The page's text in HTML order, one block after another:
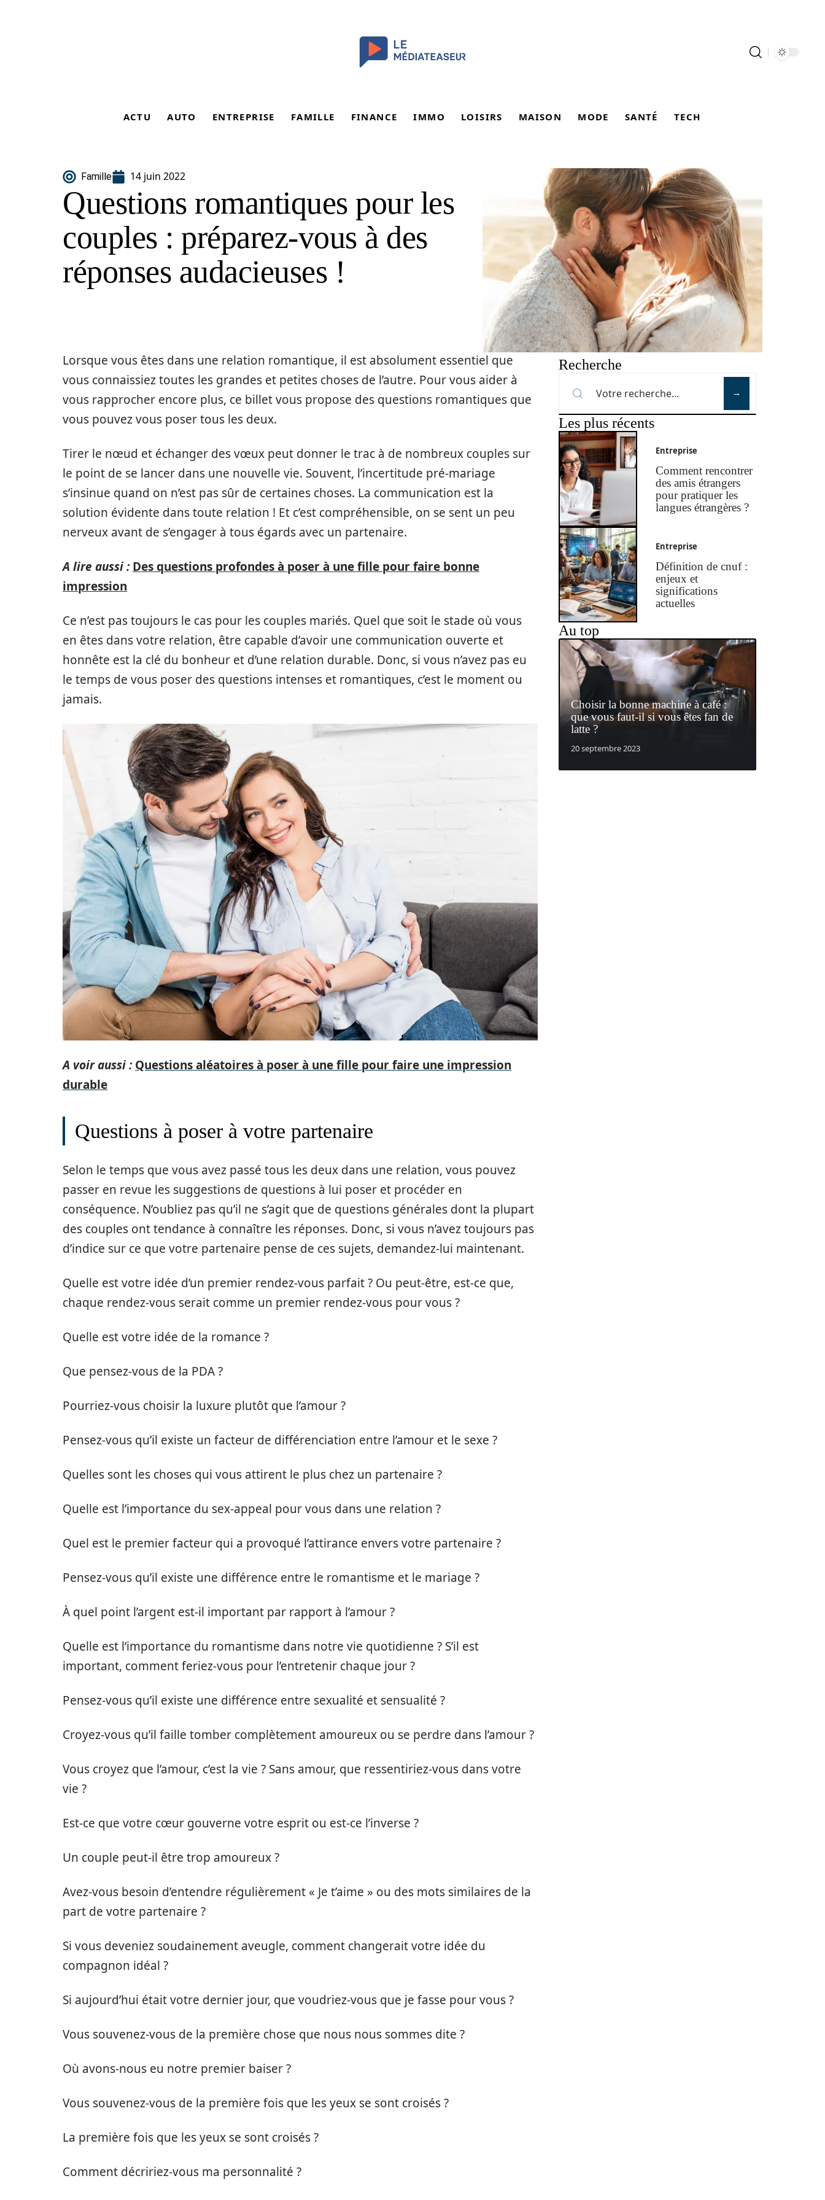
ACTU AUTO ENTREPRISE FAMILLE FINANCE IMMO LOISIRS MAISON MODE SANTÉ TECH
Famille 14 juin 2022
Questions romantiques pour les
couples : préparez-vous à des
réponses audacieuses !
Lorsque vous êtes dans une relation romantique, il est absolument essentiel que
vous connaissiez toutes les grandes et petites choses de l’autre. Pour vous aider à
vous rapprocher encore plus, ce billet vous propose des questions romantiques que
vous pouvez vous poser tous les deux.
Tirer le nœud et échanger des vœux peut donner le trac à de nombreux couples sur
le point de se lancer dans une nouvelle vie. Souvent, l’incertitude pré-mariage
s’insinue quand on n’est pas sûr de certaines choses. La communication est la
solution évidente dans toute relation ! Et c’est compréhensible, on se sent un peu
nerveux avant de s’engager à tous égards avec un partenaire.
A lire aussi : Des questions profondes à poser à une fille pour faire bonne
impression
Ce n’est pas toujours le cas pour les couples mariés. Quel que soit le stade où vous
en êtes dans votre relation, être capable d’avoir une communication ouverte et
honnête est la clé du bonheur et d’une relation durable. Donc, si vous n’avez pas eu
le temps de vous poser des questions intenses et romantiques, c’est le moment ou
jamais.
A voir aussi : Questions aléatoires à poser à une fille pour faire une impression
durable
Questions à poser à votre partenaire
Selon le temps que vous avez passé tous les deux dans une relation, vous pouvez
passer en revue les suggestions de questions à lui poser et procéder en
conséquence. N’oubliez pas qu’il ne s’agit que de questions générales dont la plupart
des couples ont tendance à connaître les réponses. Donc, si vous n’avez toujours pas
d’indice sur ce que votre partenaire pense de ces sujets, demandez-lui maintenant.
Quelle est votre idée d’un premier rendez-vous parfait ? Ou peut-être, est-ce que,
chaque rendez-vous serait comme un premier rendez-vous pour vous ?
Quelle est votre idée de la romance ?
Que pensez-vous de la PDA ?
Pourriez-vous choisir la luxure plutôt que l’amour ?
Pensez-vous qu’il existe un facteur de différenciation entre l’amour et le sexe ?
Quelles sont les choses qui vous attirent le plus chez un partenaire ?
Quelle est l’importance du sex-appeal pour vous dans une relation ?
Quel est le premier facteur qui a provoqué l’attirance envers votre partenaire ?
Pensez-vous qu’il existe une différence entre le romantisme et le mariage ?
À quel point l’argent est-il important par rapport à l’amour ?
Quelle est l’importance du romantisme dans notre vie quotidienne ? S’il est
important, comment feriez-vous pour l’entretenir chaque jour ?
Pensez-vous qu’il existe une différence entre sexualité et sensualité ?
Croyez-vous qu’il faille tomber complètement amoureux ou se perdre dans l’amour ?
Vous croyez que l’amour, c’est la vie ? Sans amour, que ressentiriez-vous dans votre
vie ?
Est-ce que votre cœur gouverne votre esprit ou est-ce l’inverse ?
Un couple peut-il être trop amoureux ?
Avez-vous besoin d’entendre régulièrement « Je t’aime » ou des mots similaires de la
part de votre partenaire ?
Si vous deveniez soudainement aveugle, comment changerait votre idée du
compagnon idéal ?
Si aujourd’hui était votre dernier jour, que voudriez-vous que je fasse pour vous ?
Vous souvenez-vous de la première chose que nous nous sommes dite ?
Où avons-nous eu notre premier baiser ?
Vous souvenez-vous de la première fois que les yeux se sont croisés ?
La première fois que les yeux se sont croisés ?
Comment décririez-vous ma personnalité ?
Recherche
Les plus récents
Entreprise
Comment rencontrer
des amis étrangers
pour pratiquer les
langues étrangères ?
Entreprise
Définition de cnuf :
enjeux et
significations
actuelles
Au top
Choisir la bonne machine à café :
que vous faut-il si vous êtes fan de
latte ?
20 septembre 2023